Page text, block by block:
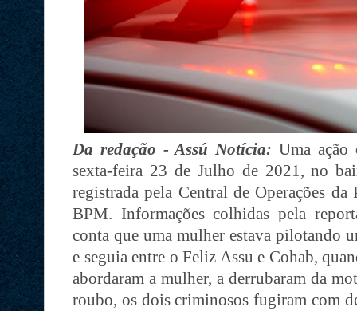
Da redação - Assú Notícia:Uma ação
sexta-feira 23 de Julho de 2021, no
registrada pela Central de Operações
BPM. Informações colhidas pela
conta que uma mulher estava pilotando
e seguia entre o Feliz Assu e Cohab,
abordaram a mulher, a derrubaram da
roubo, os dois criminosos fugiram com